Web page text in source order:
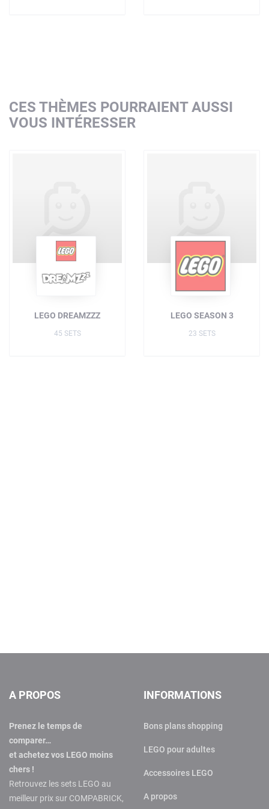
CES THÈMES POURRAIENT AUSSI
VOUS INTÉRESSER
LEGO DREAMZZZ
45 SETS
LEGO SEASON 3
23 SETS
A PROPOS
Prenez le temps de
comparer…
et achetez vos LEGO moins
chers !
Retrouvez les sets LEGO au
meilleur prix sur COMPABRICK,
INFORMATIONS
Bons plans shopping
LEGO pour adultes
Accessoires LEGO
A propos